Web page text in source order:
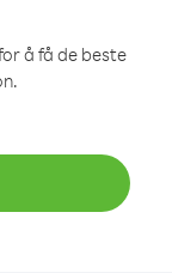
å få de beste